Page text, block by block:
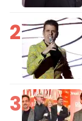
2
3